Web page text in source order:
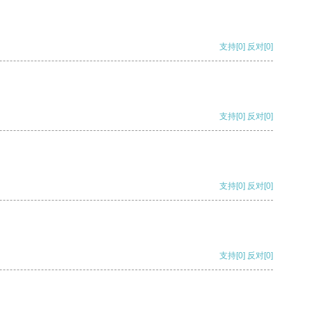
支持[0] 反对[0]
支持[0] 反对[0]
支持[0] 反对[0]
支持[0] 反对[0]